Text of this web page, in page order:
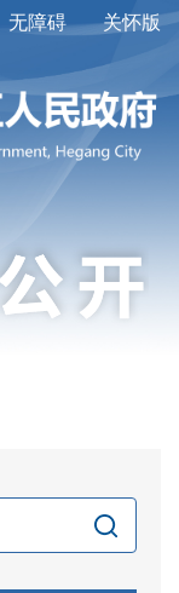
无障碍 关怀版